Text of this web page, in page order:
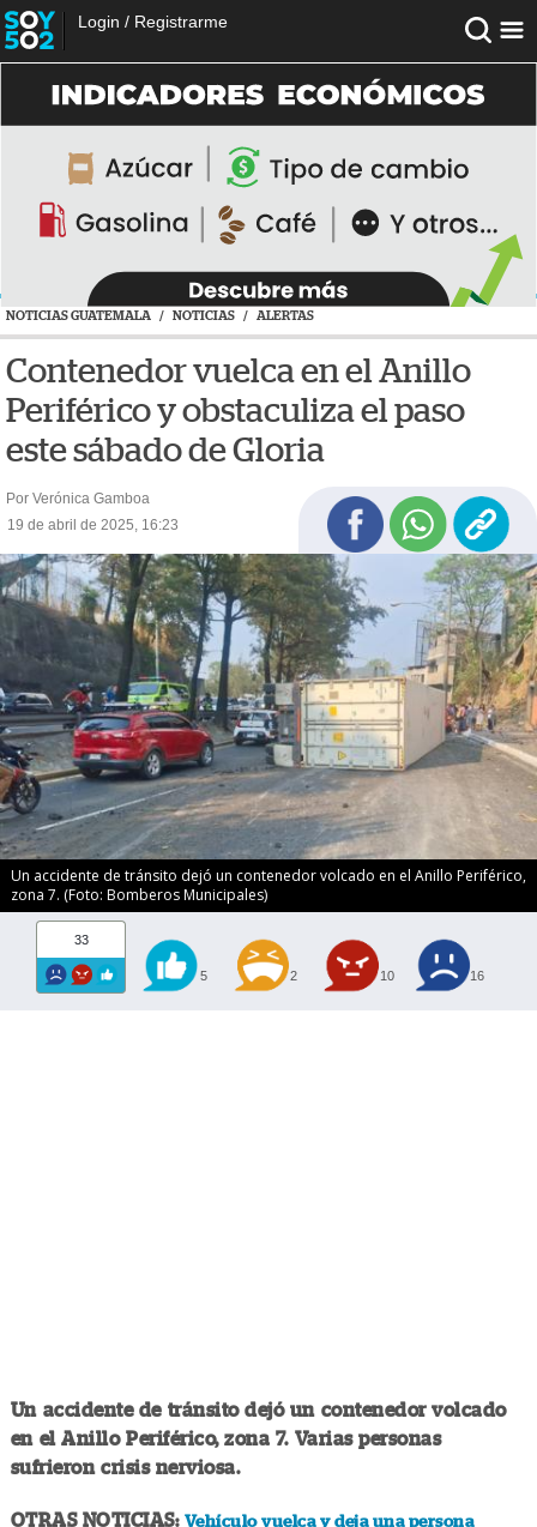
Login / Registrarme
NOTICIAS GUATEMALA / NOTICIAS / ALERTAS
Contenedor vuelca en el Anillo
Periférico y obstaculiza el paso
este sábado de Gloria
Por Verónica Gamboa
19 de abril de 2025, 16:23
Un accidente de tránsito dejó un contenedor volcado en el Anillo Periférico,
zona 7. (Foto: Bomberos Municipales)
33
5 2 10 16
Un accidente de tránsito dejó un contenedor volcado
en el Anillo Periférico, zona 7. Varias personas
sufrieron crisis nerviosa.
OTRAS NOTICIAS: Vehículo vuelca y deja una persona